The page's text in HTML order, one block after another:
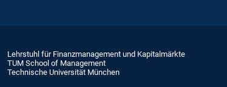
Lehrstuhl für Finanzmanagement und Kapitalmärkte
TUM School of Management
Technische Universität München